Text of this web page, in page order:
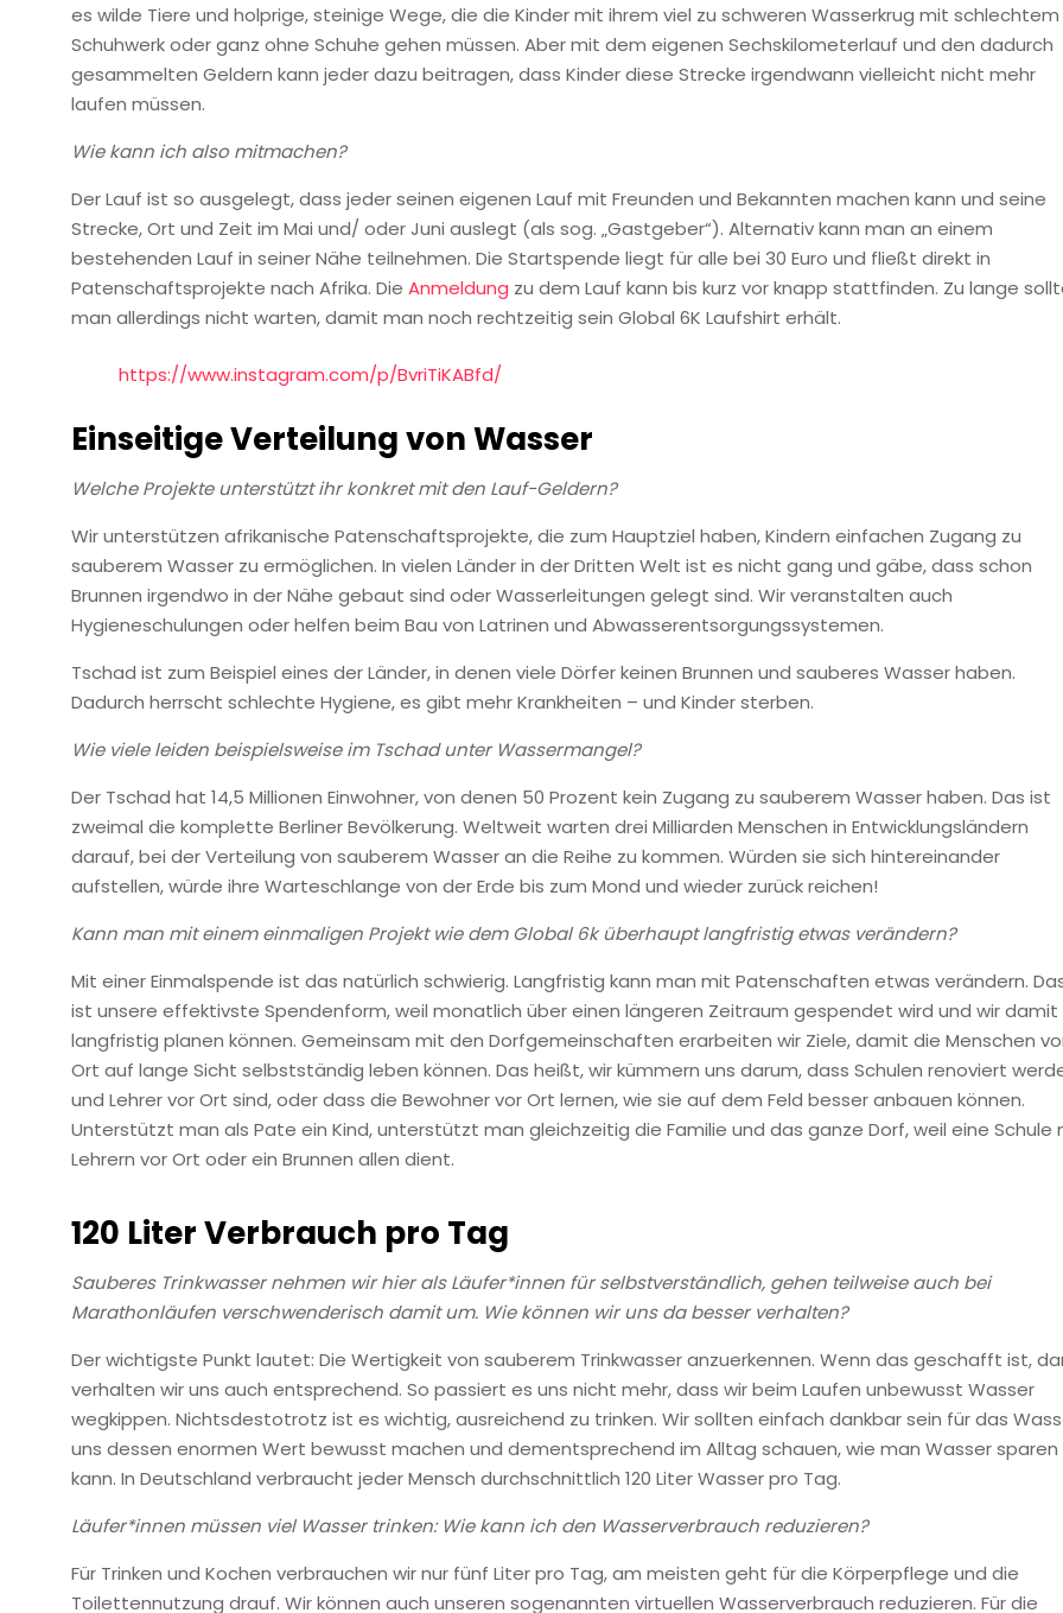
es wilde Tiere und holprige, steinige Wege, die die Kinder mit ihrem viel zu schweren Wasserkrug mit schlechtem
Schuhwerk oder ganz ohne Schuhe gehen müssen. Aber mit dem eigenen Sechskilometerlauf und den dadurch
gesammelten Geldern kann jeder dazu beitragen, dass Kinder diese Strecke irgendwann vielleicht nicht mehr
laufen müssen.
Wie kann ich also mitmachen?
Der Lauf ist so ausgelegt, dass jeder seinen eigenen Lauf mit Freunden und Bekannten machen kann und seine
Strecke, Ort und Zeit im Mai und/ oder Juni auslegt (als sog. „Gastgeber“). Alternativ kann man an einem
bestehenden Lauf in seiner Nähe teilnehmen. Die Startspende liegt für alle bei 30 Euro und fließt direkt in
Patenschaftsprojekte nach Afrika. Die Anmeldung zu dem Lauf kann bis kurz vor knapp stattfinden. Zu lange
man allerdings nicht warten, damit man noch rechtzeitig sein Global 6K Laufshirt erhält.
https://www.instagram.com/p/BvriTiKABfd/
Einseitige Verteilung von Wasser
Welche Projekte unterstützt ihr konkret mit den Lauf-Geldern?
Wir unterstützen afrikanische Patenschaftsprojekte, die zum Hauptziel haben, Kindern einfachen Zugang zu
sauberem Wasser zu ermöglichen. In vielen Länder in der Dritten Welt ist es nicht gang und gäbe, dass schon
Brunnen irgendwo in der Nähe gebaut sind oder Wasserleitungen gelegt sind. Wir veranstalten auch
Hygieneschulungen oder helfen beim Bau von Latrinen und Abwasserentsorgungssystemen.
Tschad ist zum Beispiel eines der Länder, in denen viele Dörfer keinen Brunnen und sauberes Wasser haben.
Dadurch herrscht schlechte Hygiene, es gibt mehr Krankheiten – und Kinder sterben.
Wie viele leiden beispielsweise im Tschad unter Wassermangel?
Der Tschad hat 14,5 Millionen Einwohner, von denen 50 Prozent kein Zugang zu sauberem Wasser haben. Das ist
zweimal die komplette Berliner Bevölkerung. Weltweit warten drei Milliarden Menschen in Entwicklungsländern
darauf, bei der Verteilung von sauberem Wasser an die Reihe zu kommen. Würden sie sich hintereinander
aufstellen, würde ihre Warteschlange von der Erde bis zum Mond und wieder zurück reichen!
Kann man mit einem einmaligen Projekt wie dem Global 6k überhaupt langfristig etwas verändern?
Mit einer Einmalspende ist das natürlich schwierig. Langfristig kann man mit Patenschaften etwas verändern.
ist unsere effektivste Spendenform, weil monatlich über einen längeren Zeitraum gespendet wird und wir damit
langfristig planen können. Gemeinsam mit den Dorfgemeinschaften erarbeiten wir Ziele, damit die Menschen
Ort auf lange Sicht selbstständig leben können. Das heißt, wir kümmern uns darum, dass Schulen renoviert
und Lehrer vor Ort sind, oder dass die Bewohner vor Ort lernen, wie sie auf dem Feld besser anbauen können.
Unterstützt man als Pate ein Kind, unterstützt man gleichzeitig die Familie und das ganze Dorf, weil eine Schule
Lehrern vor Ort oder ein Brunnen allen dient.
120 Liter Verbrauch pro Tag
Sauberes Trinkwasser nehmen wir hier als Läufer*innen für selbstverständlich, gehen teilweise auch bei
Marathonläufen verschwenderisch damit um. Wie können wir uns da besser verhalten?
Der wichtigste Punkt lautet: Die Wertigkeit von sauberem Trinkwasser anzuerkennen. Wenn das geschafft ist,
verhalten wir uns auch entsprechend. So passiert es uns nicht mehr, dass wir beim Laufen unbewusst Wasser
wegkippen. Nichtsdestotrotz ist es wichtig, ausreichend zu trinken. Wir sollten einfach dankbar sein für das
uns dessen enormen Wert bewusst machen und dementsprechend im Alltag schauen, wie man Wasser sparen
kann. In Deutschland verbraucht jeder Mensch durchschnittlich 120 Liter Wasser pro Tag.
Läufer*innen müssen viel Wasser trinken: Wie kann ich den Wasserverbrauch reduzieren?
Für Trinken und Kochen verbrauchen wir nur fünf Liter pro Tag, am meisten geht für die Körperpflege und die
Toilettennutzung drauf. Wir können auch unseren sogenannten virtuellen Wasserverbrauch reduzieren. Für die